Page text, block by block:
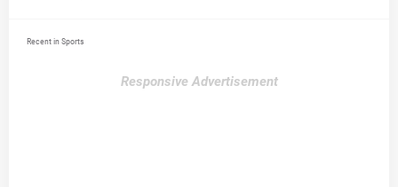
Recent in Sports
Responsive Advertisement